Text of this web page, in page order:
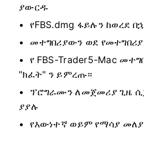
ያውርዱ
የFBS.dmg ፋይሉን ከወረደ
መተግበሪያውን ወደ
የ FBS-Trader5-Mac
"ክፈት" ን ይምረጡ።
ፕሮግራሙን ለመጀመሪያ ጊዜ
ያያሉ
የእውነተኛ ወይም የማሳያ